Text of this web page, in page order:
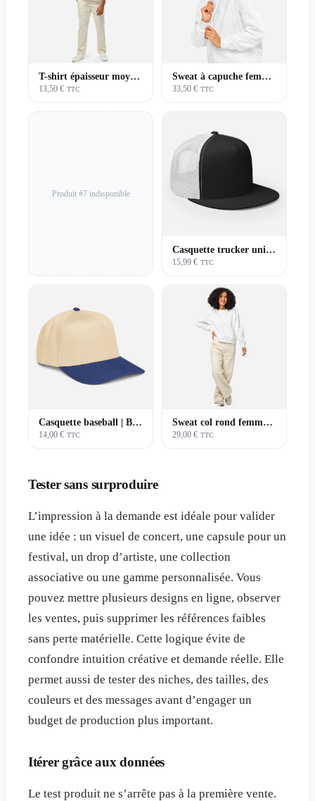
T-shirt épaisseur moyenne unisexe | Basique
13,50 € TTC
Sweat à capuche femme | Premium
33,50 € TTC
Produit #7 indisponible
Casquette trucker unisexe | Premium
15,99 € TTC
Casquette baseball | Basique
14,00 € TTC
Sweat col rond femme | Premium
29,00 € TTC
Tester sans surproduire
L’impression à la demande est idéale pour valider
une idée : un visuel de concert, une capsule pour un
festival, un drop d’artiste, une collection
associative ou une gamme personnalisée. Vous
pouvez mettre plusieurs designs en ligne, observer
les ventes, puis supprimer les références faibles
sans perte matérielle. Cette logique évite de
confondre intuition créative et demande réelle. Elle
permet aussi de tester des niches, des tailles, des
couleurs et des messages avant d’engager un
budget de production plus important.
Itérer grâce aux données
Le test produit ne s’arrête pas à la première vente.